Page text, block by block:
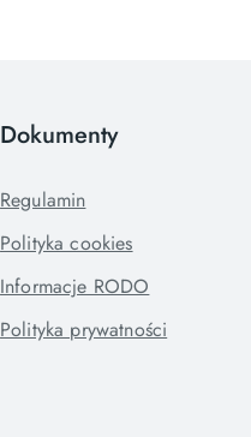
Dokumenty
Regulamin
Polityka cookies
Informacje RODO
Polityka prywatności